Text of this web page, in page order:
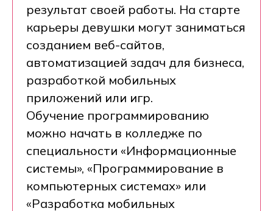
результат своей работы. На старте
карьеры девушки могут заниматься
созданием веб-сайтов,
автоматизацией задач для бизнеса,
разработкой мобильных
приложений или игр.
Обучение программированию
можно начать в колледже по
специальности «Информационные
системы», «Программирование в
компьютерных системах» или
«Разработка мобильных